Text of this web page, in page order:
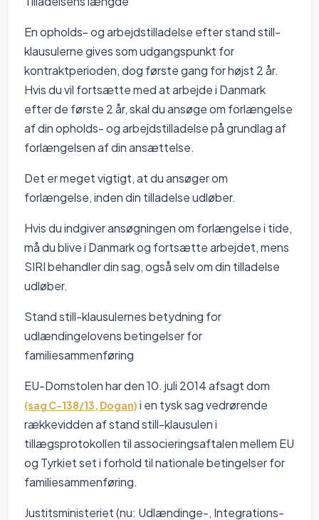
En opholds- og arbejdstilladelse efter stand still-
klausulerne gives som udgangspunkt for
kontraktperioden, dog første gang for højst 2 år.
Hvis du vil fortsætte med at arbejde i Danmark
efter de første 2 år, skal du ansøge om forlængelse
af din opholds- og arbejdstilladelse på grundlag af
forlængelsen af din ansættelse.
Det er meget vigtigt, at du ansøger om
forlængelse, inden din tilladelse udløber.
Hvis du indgiver ansøgningen om forlængelse i tide,
må du blive i Danmark og fortsætte arbejdet, mens
SIRI behandler din sag, også selv om din tilladelse
udløber.
Stand still-klausulernes betydning for
udlændingelovens betingelser for
familiesammenføring
EU-Domstolen har den 10. juli 2014 afsagt dom
(sag C-138/13, Dogan) i en tysk sag vedrørende
rækkevidden af stand still-klausulen i
tillægsprotokollen til associeringsaftalen mellem EU
og Tyrkiet set i forhold til nationale betingelser for
familiesammenføring.
Justitsministeriet (nu: Udlændinge-, Integrations-